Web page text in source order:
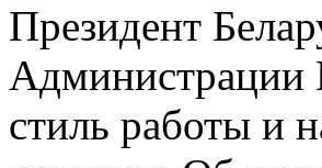
Прeзидeнт
Администрации
стиль работы и